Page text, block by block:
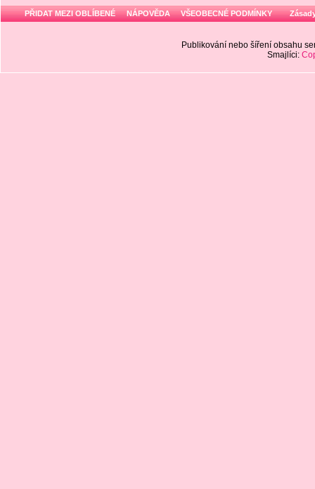
PŘIDAT MEZI OBLÍBENÉ NÁPOVĚDA VŠEOBECNÉ PODMÍNKY
Publikování nebo šíření obsahu
Smajlíci: